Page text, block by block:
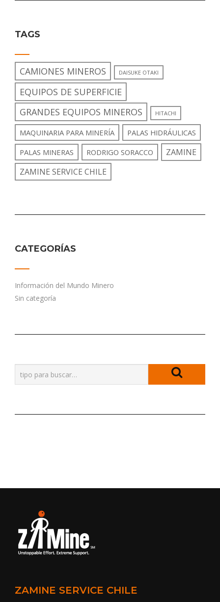
TAGS
CAMIONES MINEROS DAISUKE OTAKI
EQUIPOS DE SUPERFICIE
GRANDES EQUIPOS MINEROS
HITACHI
MAQUINARIA PARA MINERÍA
PALAS HIDRÁULICAS
PALAS MINERAS
RODRIGO SORACCO
ZAMINE
ZAMINE SERVICE CHILE
CATEGORÍAS
Información del Mundo Minero
Sin categoría
ZAMINE SERVICE CHILE